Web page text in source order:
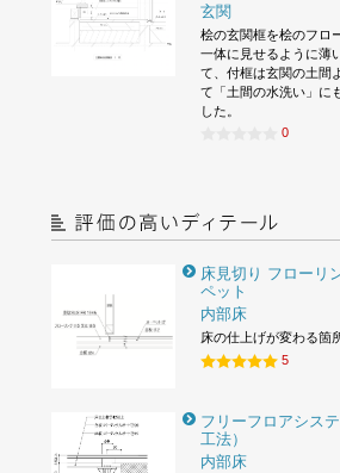
玄関
桧の玄関框を桧のフロ
一体に見せるように薄
て、付框は玄関の土間
て「土間の水洗い」に
した。
0
床見切り フローリ
ペット
内部床
床の仕上げが変わる箇
5
フリーフロアシス
工法）
内部床